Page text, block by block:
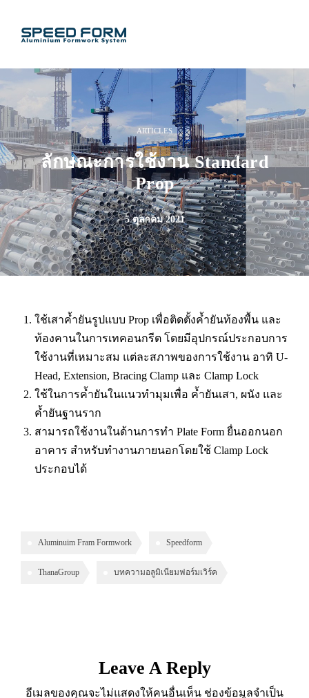
ARTICLES
ลักษณะการใช้งาน Standard
Prop
5 ตุลาคม 2021
ใช้เสาค้ำยันรูปแบบ Prop เพื่อติดตั้งค้ำยันท้องพื้น และ
ท้องคานในการเทคอนกรีต โดยมีอุปกรณ์ประกอบการ
ใช้งานที่เหมาะสม แต่ละสภาพของการใช้งาน อาทิ U-
Head, Extension, Bracing Clamp และ Clamp Lock
ใช้ในการค้ำยันในแนวทำมุมเพื่อ ค้ำยันเสา, ผนัง และ
ค้ำยันฐานราก
สามารถใช้งานในด้านการทำ Plate Form ยื่นออกนอก
อาคาร สำหรับทำงานภายนอกโดยใช้ Clamp Lock
ประกอบได้
Aluminuim Fram Formwork Speedform
ThanaGroup บทความอลูมิเนียมฟอร์มเวิร์ค
Leave A Reply
อีเมลของคุณจะไม่แสดงให้คนอื่นเห็น ช่องข้อมูลจำเป็น